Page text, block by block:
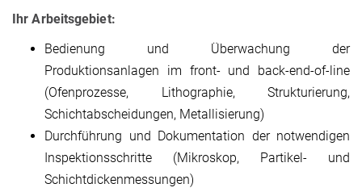
Ihr Arbeitsgebiet:
Bedienung und Überwachung der
Produktionsanlagen im front- und back-end-of-line
(Ofenprozesse, Lithographie, Strukturierung,
Schichtabscheidungen, Metallisierung)
Durchführung und Dokumentation der notwendigen
Inspektionsschritte (Mikroskop, Partikel- und
Schichtdickenmessungen)